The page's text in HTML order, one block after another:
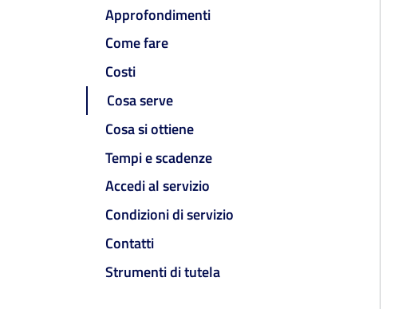
Approfondimenti
Come fare
Costi
Cosa serve
Cosa si ottiene
Tempi e scadenze
Accedi al servizio
Condizioni di servizio
Contatti
Strumenti di tutela